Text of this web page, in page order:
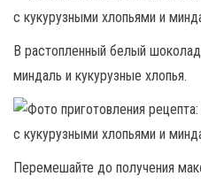
В растопленный белый
миндаль и кукурузные хлопья.
Перемешайте до получения